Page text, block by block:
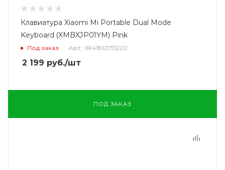
Клавиатура Xiaomi Mi Portable Dual Mode
Keyboard (XMBXJP01YM) Pink
Под заказ Арт.: 6941812751220
2 199 руб./шт
ПОД ЗАКАЗ